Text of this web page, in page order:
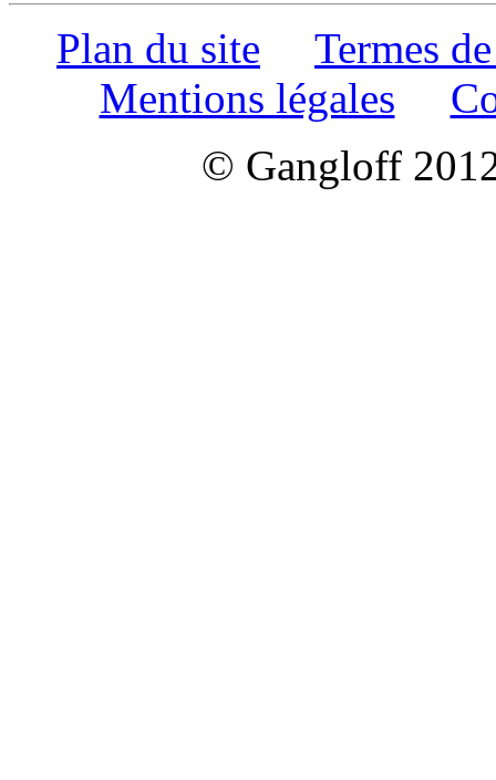
Plan du site
Termes
Mentions légales
© Gangloff